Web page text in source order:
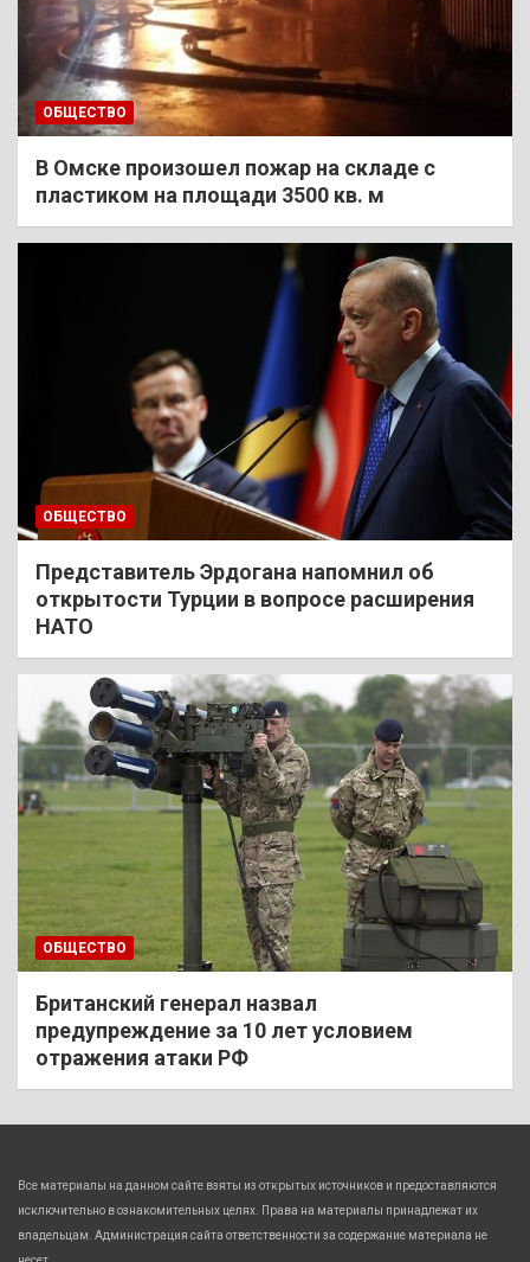
ОБЩЕСТВО
В Омске произошел пожар на складе с
пластиком на площади 3500 кв. м
ОБЩЕСТВО
Представитель Эрдогана напомнил об
открытости Турции в вопросе расширения
НАТО
ОБЩЕСТВО
Британский генерал назвал
предупреждение за 10 лет условием
отражения атаки РФ
Все материалы на данном сайте взяты из открытых источников и предоставляются
исключительно в ознакомительных целях. Права на материалы принадлежат их
владельцам. Администрация сайта ответственности за содержание материала не